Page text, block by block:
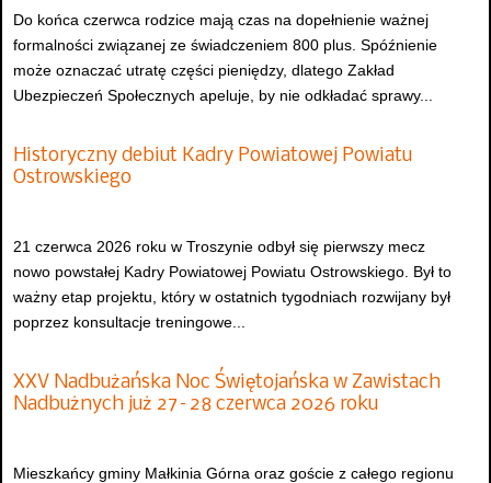
Do końca czerwca rodzice mają czas na dopełnienie ważnej
formalności związanej ze świadczeniem 800 plus. Spóźnienie
może oznaczać utratę części pieniędzy, dlatego Zakład
Ubezpieczeń Społecznych apeluje, by nie odkładać sprawy...
Historyczny debiut Kadry Powiatowej Powiatu
Ostrowskiego
21 czerwca 2026 roku w Troszynie odbył się pierwszy mecz
nowo powstałej Kadry Powiatowej Powiatu Ostrowskiego. Był to
ważny etap projektu, który w ostatnich tygodniach rozwijany był
poprzez konsultacje treningowe...
XXV Nadbużańska Noc Świętojańska w Zawistach
Nadbużnych już 27–28 czerwca 2026 roku
Mieszkańcy gminy Małkinia Górna oraz goście z całego regionu